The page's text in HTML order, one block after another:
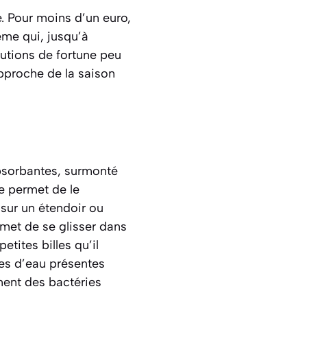
moins d’un euro,
qui, jusqu’à
de fortune peu
de la saison
surmonté
permet de le
un étendoir ou
de se glisser dans
billes qu’il
d’eau présentes
des bactéries